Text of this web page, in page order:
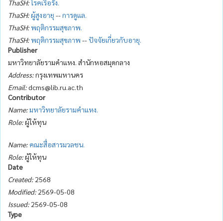
ThaSH:โรคเรื้อรัง.
ThaSH:ผู้สูงอายุ --การดูแล.
ThaSH:พฤติกรรมสุขภาพ.
ThaSH:พฤติกรรมสุขภาพ --ปัจจัยเกี่ยวกับอายุ.
Publisher
มหาวิทยาลัยรามคำแหง. สำนักหอสมุดกลาง
Address:กรุงเทพมหานคร
Email:dcms@lib.ru.ac.th
Contributor
Name:มหาวิทยาลัยรามคำแหง.
Role:ผู้ให้ทุน
Name: คณะสื่อสารมวลชน.
Role:ผู้ให้ทุน
Date
Created: 2568
Modified: 2569-05-08
Issued: 2569-05-08
Type